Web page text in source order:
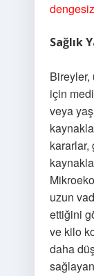
Sağlık
Bireyler,
için
veya
kararlar,
uzun
ettiğini
ve kilo
daha